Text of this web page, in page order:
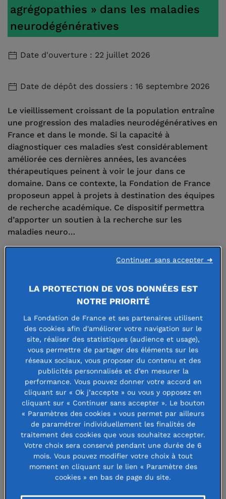
agrégopathies » dans les maladies
neurodégénératives
Date d'ouverture : 22 juillet 2026
Date de dépôt des dossiers : 16 septembre 2026
Le vieillissement croissant de la population entraîne
une progression des maladies neurodégénératives en
France et dans le monde. Si la capacité à
diagnostiquer ces maladies s’est considérablement
améliorée ces dernières années, les avancées
thérapeutiques peinent à voir le jour dans ce
domaine. Dans ce contexte, la Fondation de France
proposeun appel à projets à destination des équipes
de recherche académique. Ce dispositif permettra
d’apporter un soutien à la recherche sur les
maladies neuro…
Garantir l’accès effectif aux droits
des personnes marginalisées et/ou
discriminées
Date d'ouverture : 2 juillet 2026
LA PROTECTION DE VOS DONNÉES EST
NOTRE PRIORITÉ
La Fondation de France et ses partenaires utilisent
des cookies afin d'améliorer votre navigation sur le
site, réaliser des statistiques (audience et usage),
vous permettre de partager des éléments sur les
réseaux sociaux, vous proposer du contenu et des
publicités personnalisés et d’en mesurer la
performance. Vous pouvez donner votre accord en
cliquant sur « Ok j’accepte » ou vous y opposez en
cliquant sur « Continuer sans accepter ». Le bouton
« Paramètres des cookies » vous permet par ailleurs
de paramétrer individuellement les finalités de
traitement des cookies que vous souhaitez accepter.
Votre choix sera conservé pendant une durée de 6
mois. Vous pouvez modifier votre choix à tout
moment en cliquant sur le lien « Paramètre des
cookies » en bas de page du site.
Continuer sans accepter ➜